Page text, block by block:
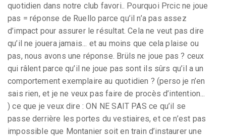
quotidien dans notre club favori.. Pourquoi Prcic ne joue
pas = réponse de Ruello parce qu’il n’a pas assez
d’impact pour assurer le résultat. Cela ne veut pas dire
qu’il ne jouera jamais... et au moins que cela plaise ou
pas, nous avons une réponse. Brüls ne joue pas ? ceux
qui râlent parce qu’il ne joue pas sont ils sûrs qu’il a un
comportement exemplaire au quotidien ? (perso je n’en
sais rien, et je ne veux pas faire de procès d’intention...
) ce que je veux dire : ON NE SAIT PAS ce qu’il se
passe derrière les portes du vestiaires, et ce n’est pas
impossible que Montanier soit en train d’instaurer une